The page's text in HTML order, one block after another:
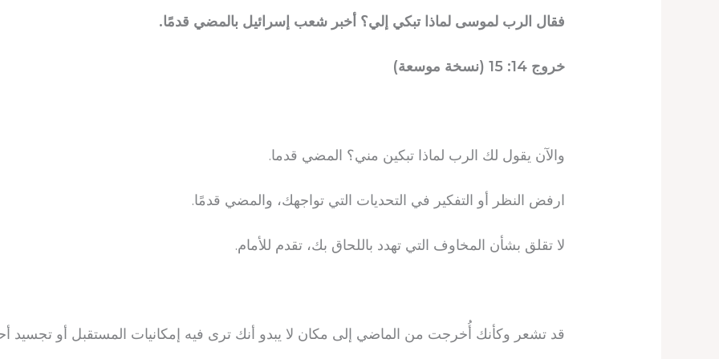
فقال الرب لموسى لماذا تبكي إلي؟ أخبر شعب إسرائيل بالمضي قدمًا.
خروج 14: 15 (نسخة موسعة)
والآن يقول لك الرب لماذا تبكين مني؟ المضي قدما.
ارفض النظر أو التفكير في التحديات التي تواجهك، والمضي قدمًا.
لا تقلق بشأن المخاوف التي تهدد باللحاق بك، تقدم للأمام.
قد تشعر وكأنك أُخرجت من الماضي إلى مكان لا يبدو أنك ترى فيه إمكانيات المستقبل أو تجسيد